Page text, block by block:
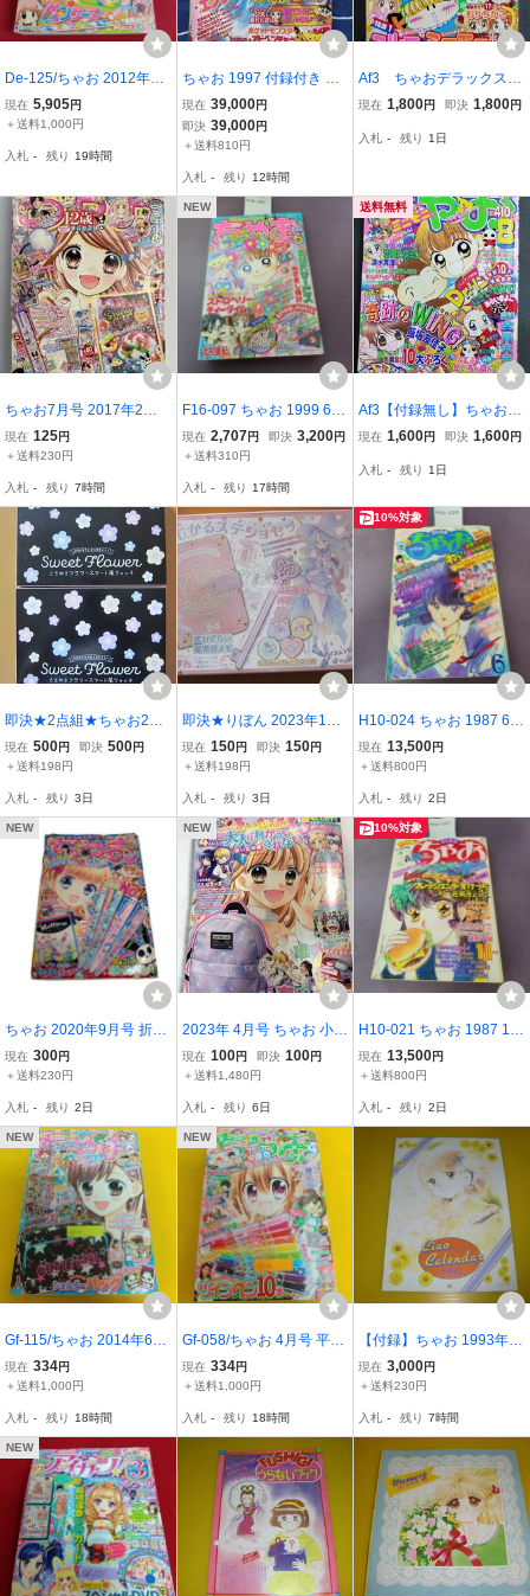
De-125/ちゃお 2012年3
月号 付録なし 篠塚ひろむ
ちびデビ ペンケース た
グダム/L4/80624
現在 5,905円
＋送料1,000円
入札 - 残り 19時間
ちゃお 1997 付録付き Cia
o pokemon pipipi advent
ure
現在 39,000円
即決 39,000円
＋送料810円
入札 - 残り 12時間
Af3 ちゃおデラックス
2002年春の増刊号 オー
ミニモニ 送料込
現在 1,800円 即決 1,800円
入札 - 残り 1日
ちゃお7月号 2017年2月
号【K262810】260719
現在 125円
＋送料230円
入札 - 残り 7時間
NEW
F16-097 ちゃお 1999 6
付録欠品 ヨレあり
現在 2,707 円 即決 3,200円
＋送料310円
入札 - 残り 17時間
送料無料
Af3【付録無し】ちゃお
2001年8月号 新連載奇
てみて 送料込
現在 1,600円 即決 1,600円
入札 - 残り 1日
即決★2点組★ちゃお202
6年4月号付録 Sweet Flow
er ときめきフラワースマ
封品★送198～
現在 500円 即決 500円
＋送料198円
入札 - 残り 3日
即決★りぼん 2023年11
月号 付録 ふたりは魔女っ
子 まじかるステショセッ
くペン等) 新品未開封品★
送198～
現在 150円 即決 150円
＋送料198円
入札 - 残り 3日
10%対象
H10-024 ちゃお 1987 6
汚れ ページ割れあり。
現在 13,500円
＋送料800円
入札 - 残り 2日
NEW
ちゃお 2020年9月号 折れ
あり
現在 300円
＋送料230円
入札 - 残り 2日
NEW
2023年 4月号 ちゃお 小学
館 溺愛ロワイヤル 八神千
歳 ねこ、はじめました 環
みい子 おのえりこ
現在 100円 即決 100円
＋送料1,480円
入札 - 残り 6日
10%対象
H10-021 ちゃお 1987 11
月号 新連載 クレッシェン
ドすけっち 付録なし。ヨ
現在 13,500円
＋送料800円
入札 - 残り 2日
NEW
Gf-115/ちゃお 2014年6月
号 キミは宙のすべて ちっ
恋! アイカツ! 妖怪ウォッ
ナみたいに恋してる!/L7/7
1223
現在 334円
＋送料1,000円
入札 - 残り 18時間
NEW
Gf-058/ちゃお 4月号 平成
26年3月3日発売 恋して！
るなKISS オトナみたいに
ミは宙のすべて/L7/71218
現在 334円
＋送料1,000円
入札 - 残り 18時間
【付録】ちゃお 1993年
カレンダー 高瀬由香 赤石
路代 清水真澄 うえだ未知
ひいな やぶうち優 聖鈴
子 送料230円
現在 3,000円
＋送料230円
入札 - 残り 7時間
NEW